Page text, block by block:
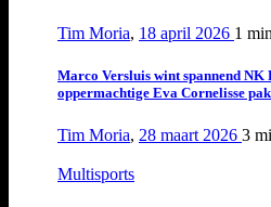
Tim Moria, 18 april 2026 1 min
Marco Versluis wint spannend NK
oppermachtige Eva Cornelisse
Tim Moria, 28 maart 2026 3
Multisports